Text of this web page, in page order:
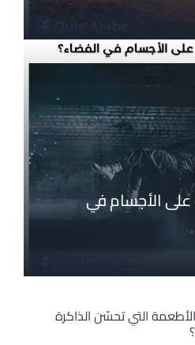
على الأجسام في
التي تحسّن الذاكرة